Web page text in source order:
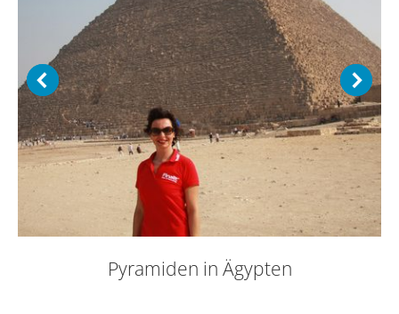
Pyramiden in Ägypten